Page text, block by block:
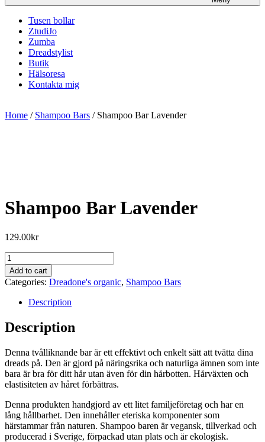
Tusen bollar
ZtudiJo
Zumba
Dreadstylist
Butik
Hälsoresa
Kontakta mig
Home / Shampoo Bars / Shampoo Bar Lavender
Shampoo Bar Lavender
129.00kr
Shampoo
Bar
Lavender
quantity
Add to cart
Categories: Dreadone's organic, Shampoo Bars
Description
Description
Denna tvålliknande bar är ett effektivt och enkelt sätt att tvätta dina
dreads på. Den är gjord på näringsrika och naturliga ämnen som inte
bara är bra för ditt hår utan även för din hårbotten. Hårväxten och
elastisiteten av håret förbättras.
Denna produkten handgjord av ett litet familjeföretag och har en
lång hållbarhet. Den innehåller eteriska komponenter som
härstammar från naturen. Shampoo baren är vegansk, tillverkad och
producerad i Sverige, förpackad utan plats och är ekologisk.